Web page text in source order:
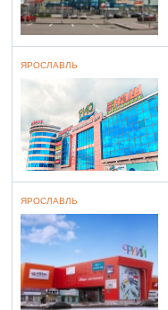
ЯРОСЛАВЛЬ
ЯРОСЛАВЛЬ